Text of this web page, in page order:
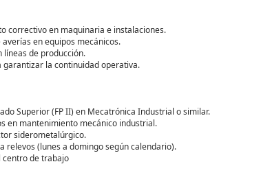
correctivo en maquinaria e instalaciones.
en equipos mecánicos.
líneas de producción.
garantizar la continuidad operativa.
Superior (FP II) en Mecatrónica Industrial o similar.
en mantenimiento mecánico industrial.
siderometalúrgico.
relevos (lunes a domingo según calendario).
centro de trabajo